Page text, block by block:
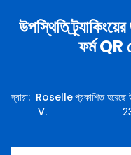
উপস্থিতি
ফর্ম QR
দ্বারা: Roselle
V.
প্রকাশিত হয়েছে